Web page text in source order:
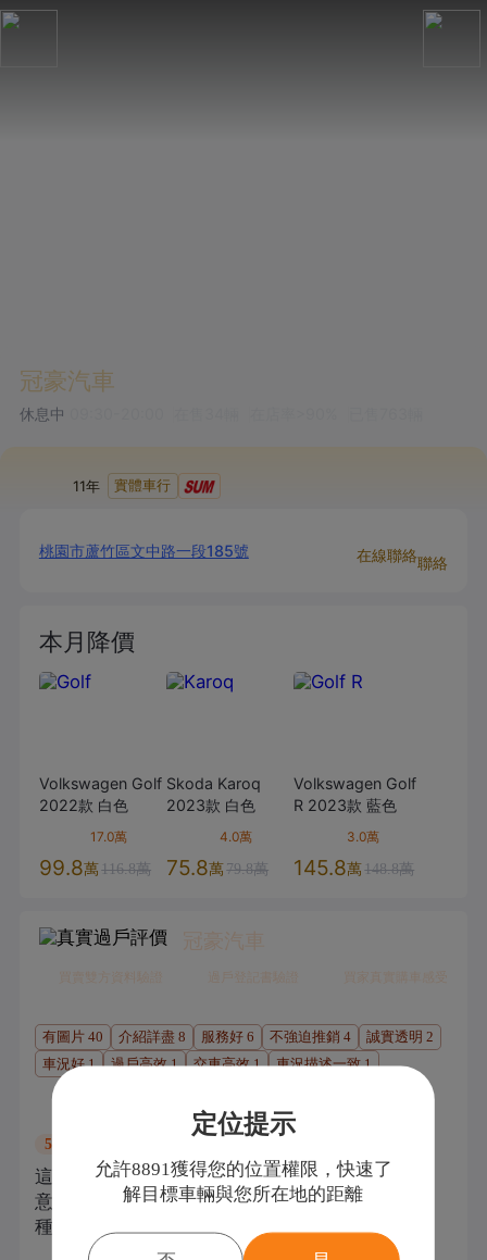
冠豪汽車
休息中
11年 實體車行
桃園市蘆竹區文中路一段185號 在線聯絡聯絡
本月降價
Volkswagen Golf
2022款 白色
17.0萬
99.8萬116.8萬
Skoda Karoq
2023款 白色
4.0萬
75.8萬79.8萬
Volkswagen Golf
R 2023款 藍色
3.0萬
145.8萬148.8萬
冠豪汽車
買賣雙方資料驗證 過戶登記書驗證 買家真實購車感受
有圖片 40 介紹詳盡 8 服務好 6 不強迫推銷 4 誠實透明 2
車況好 1 過戶高效 1 交車高效 1 車況描述一致 1
5.0
這次在冠豪汽車跟阿詮買車的經驗非常滿
意！阿詮人超親切，完全沒有一般業務那
種強迫推銷的感覺，反而像朋友一樣，整
個購車過程講解得很清楚，從車況、保養
定位提示
允許8891獲得您的位置權限，快速了
解目標車輛與您所在地的距離